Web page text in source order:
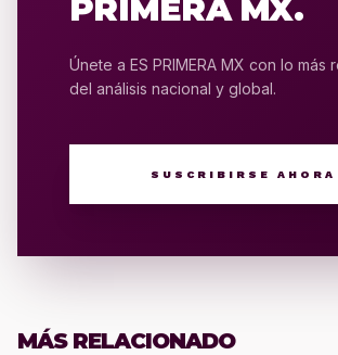
PRIMERA MX.
Únete a ES PRIMERA MX con lo más
del análisis nacional y global.
SUSCRIBIRSE AHORA
MÁS RELACIONADO